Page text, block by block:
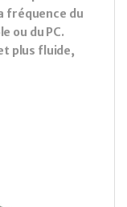
fréquence du
ou du PC.
plus fluide,